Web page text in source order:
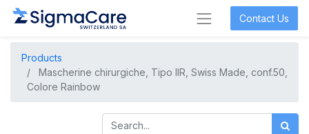
Contact Us
Products
Mascherine chirurgiche, Tipo IIR, Swiss Made, conf.50,
Colore Rainbow